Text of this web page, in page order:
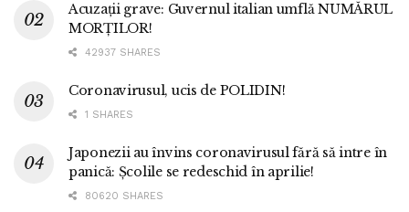
Acuzații grave: Guvernul italian umflă NUMĂRUL
MORȚILOR!
42937 SHARES
Coronavirusul, ucis de POLIDIN!
1 SHARES
Japonezii au învins coronavirusul fără să intre în
panică: Școlile se redeschid în aprilie!
80620 SHARES